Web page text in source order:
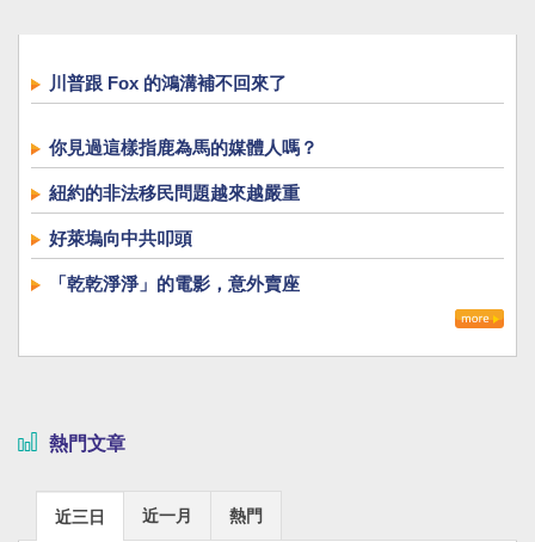
川普跟 Fox 的鴻溝補不回來了
你見過這樣指鹿為馬的媒體人嗎？
紐約的非法移民問題越來越嚴重
好萊塢向中共叩頭
「乾乾淨淨」的電影，意外賣座
熱門文章
近三日 近一月 熱門